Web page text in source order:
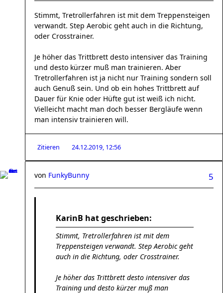
Stimmt, Tretrollerfahren ist mit dem Treppensteigen
verwandt. Step Aerobic geht auch in die Richtung,
oder Crosstrainer.
Je höher das Trittbrett desto intensiver das Training
und desto kürzer muß man trainieren. Aber
Tretrollerfahren ist ja nicht nur Training sondern soll
auch Genuß sein. Und ob ein hohes Trittbrett auf
Dauer für Knie oder Hüfte gut ist weiß ich nicht.
Vielleicht macht man doch besser Bergläufe wenn
man intensiv trainieren will.
Zitieren 24.12.2019, 12:56
5
von FunkyBunny
KarinB hat geschrieben:
Stimmt, Tretrollerfahren ist mit dem
Treppensteigen verwandt. Step Aerobic geht
auch in die Richtung, oder Crosstrainer.
Je höher das Trittbrett desto intensiver das
Training und desto kürzer muß man